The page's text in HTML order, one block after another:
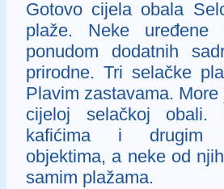
Gotovo cijela obala
plaže. Neke
ponudom dodatnih
prirodne. Tri selačke
Plavim zastavama.
cijeloj selačkoj obali.
kafićima i drugim
objektima, a neke od
samim plažama.